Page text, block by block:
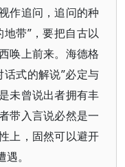
作追问，追问的种
带”，要把自古以
唤上前来。海德格
式的解说”必定与
未曾说出者拥有丰
带入言说必然是一
上，固然可以避开
。